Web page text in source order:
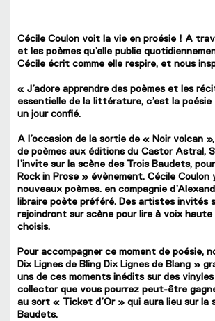
Cécile Coulon voit la vie en proésie ! A
et les poèmes qu’elle publie
Cécile écrit comme elle respire, et nous
« J’adore apprendre des poèmes et les
essentielle de la littérature, c’est la
un jour confié.
A l’occasion de la sortie de « Noir volcan
de poèmes aux éditions du Castor Astral,
l’invite sur la scène des Trois Baudets,
Rock in Prose » évènement. Cécile Coulon
nouveaux poèmes. en compagnie
libraire poète préféré. Des artistes invités
rejoindront sur scène pour lire à voix haute
choisis.
Pour accompagner ce moment de poésie,
Dix Lignes de Bling Dix Lignes de Blang »
uns de ces moments inédits sur des
collector que vous pourrez peut-être
au sort « Ticket d’Or » qui aura lieu sur la
Baudets.